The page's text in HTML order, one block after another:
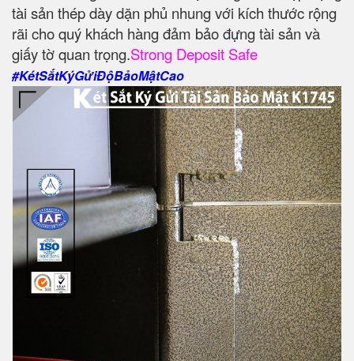
tài sản thép dày dặn phủ nhung với kích thước rộng
rãi cho quý khách hàng đảm bảo đựng tài sản và
giấy tờ quan trọng.Strong Deposit Safe
#KétSắtKýGửiĐộBảoMậtCao